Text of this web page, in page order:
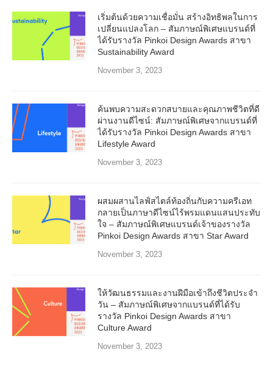
เริ่มต้นด้วยความเชื่อมั่น สร้างอิทธิพลในการ
เปลี่ยนแปลงโลก – สัมภาษณ์พิเศษแบรนด์ที่
ได้รับรางวัล Pinkoi Design Awards สาขา
Sustainability Award
November 3, 2023
ค้นพบความสะดวกสบายและคุณภาพชีวิตที่ดี
ผ่านงานดีไซน์: สัมภาษณ์พิเศษจากแบรนด์ที่
ได้รับรางวัล Pinkoi Design Awards สาขา
Lifestyle Award
November 3, 2023
ผสมผสานไลฟ์สไตล์ท้องถิ่นกับความครีเอท
กลายเป็นภาษาดีไซน์ไร้พรมแดนแสนประทับ
ใจ – สัมภาษณ์พิเศษแบรนด์เจ้าของรางวัล
Pinkoi Design Awards สาขา Star Award
November 3, 2023
ให้วัฒนธรรมและงานฝีมือเข้าถึงชีวิตประจำ
วัน – สัมภาษณ์พิเศษจากแบรนด์ที่ได้รับ
รางวัล Pinkoi Design Awards สาขา
Culture Award
November 3, 2023